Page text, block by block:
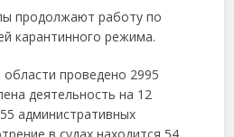
продолжают работу по
карантинного режима.
проведено 2995
деятельность на 12
административных
в судах находится 54